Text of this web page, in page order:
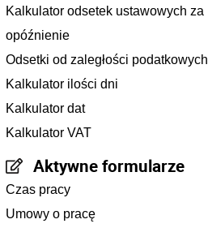
Kalkulator odsetek ustawowych za
opóźnienie
Odsetki od zaległości podatkowych
Kalkulator ilości dni
Kalkulator dat
Kalkulator VAT
Aktywne formularze
Czas pracy
Umowy o pracę